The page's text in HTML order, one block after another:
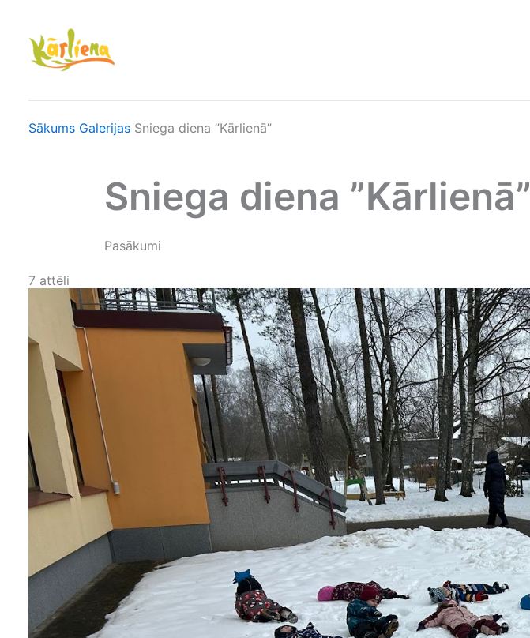
content
Sākums Galerijas Sniega diena ”Kārlienā”
Sniega diena ”Kārlienā”
Pasākumi
7 attēli